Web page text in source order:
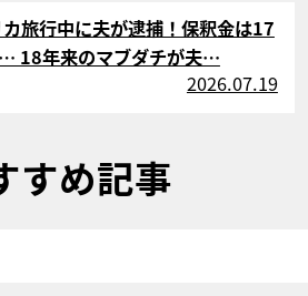
旅行中に夫が逮捕！保釈金は17
18年来のマブダチが夫…
2026.07.19
すめ記事